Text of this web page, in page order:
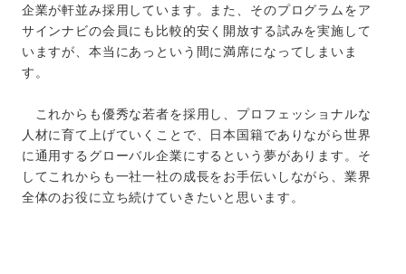
企業が軒並み採用しています。また、そのプログラムをア
サインナビの会員にも比較的安く開放する試みを実施して
いますが、本当にあっという間に満席になってしまいま
す。
これからも優秀な若者を採用し、プロフェッショナルな
人材に育て上げていくことで、日本国籍でありながら世界
に通用するグローバル企業にするという夢があります。そ
してこれからも一社一社の成長をお手伝いしながら、業界
全体のお役に立ち続けていきたいと思います。